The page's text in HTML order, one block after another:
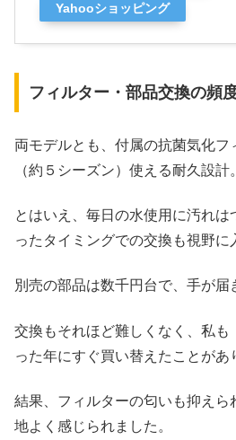
Yahooショッピング
フィルター・部品交換の頻
両モデルとも、付属の抗菌気化フ
（約５シーズン）使える耐久設計。
とはいえ、毎日の水使用に汚れ
ったタイミングでの交換も視野に
別売の部品は数千円台で、手が届
交換もそれほど難しくなく、私も
った年にすぐ買い替えたことがあ
結果、フィルターの匂いも抑えら
地よく感じられました。